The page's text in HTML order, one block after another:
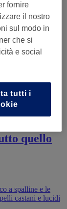
da una
il
sole senza
a mano
e naturali e poca
di calore, o …
quello
fornire
il nostro
sul modo in
che si
e social
tutti i